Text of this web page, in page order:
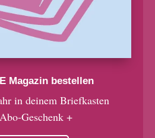
Magazin bestellen
in deinem Briefkasten
Geschenk +